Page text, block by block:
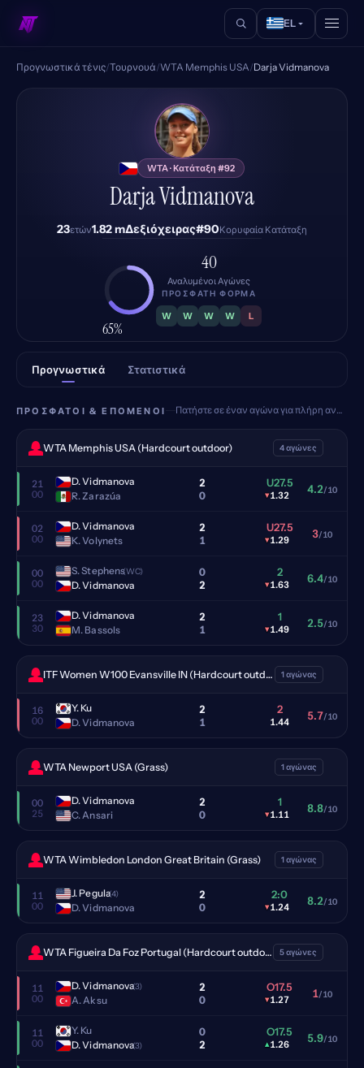
EL
Προγνωστικά τένις/Τουρνουά/WTA Memphis USA/Darja Vidmanova
DV
WTA · Κατάταξη #92
Darja Vidmanova
23ετών1.82 mΔεξιόχειρας#90Κορυφαία Κατάταξη
65%
40
Αναλυμένοι Αγώνες
ΠΡΌΣΦΑΤΗ ΦΌΡΜΑ
W W W W L
Προγνωστικά Στατιστικά
ΠΡΌΣΦΑΤΟΙ & ΕΠΌΜΕΝΟΙ Πατήστε σε έναν αγώνα για πλήρη ανάλυση
WTA Memphis USA (Hardcourt outdoor) 4 αγώνες
21
00
D. Vidmanova
R. Zarazúa
2
0
U27.5
▾1.32 4.2/10
02
00
D. Vidmanova
K. Volynets
2
1
U27.5
▾1.29 3/10
00
00
S. Stephens(WC)
D. Vidmanova
0
2
2
▾1.63 6.4/10
23
30
D. Vidmanova
M. Bassols
2
1
1
▾1.49 2.5/10
ITF Women W100 Evansville IN (Hardcourt outdoor) 1 αγώνας
16
00
Y. Ku
D. Vidmanova
2
1
2
1.44 5.7/10
WTA Newport USA (Grass) 1 αγώνας
00
25
D. Vidmanova
C. Ansari
2
0
1
▾1.11 8.8/10
WTA Wimbledon London Great Britain (Grass) 1 αγώνας
11
00
J. Pegula(4)
D. Vidmanova
2
0
2:0
▾1.24 8.2/10
WTA Figueira Da Foz Portugal (Hardcourt outdoor) 5 αγώνες
11
00
D. Vidmanova(3)
A. Aksu
2
0
O17.5
▾1.27 1/10
11
00
Y. Ku
D. Vidmanova(3)
0
2
O17.5
▴1.26 5.9/10